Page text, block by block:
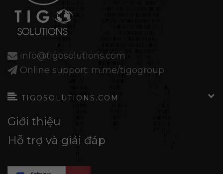
info@tigosolutions.com
Online support: m.me/tigogroup
TIGOSOLUTIONS.COM
Giới thiệu
Hỗ trợ và giải đáp